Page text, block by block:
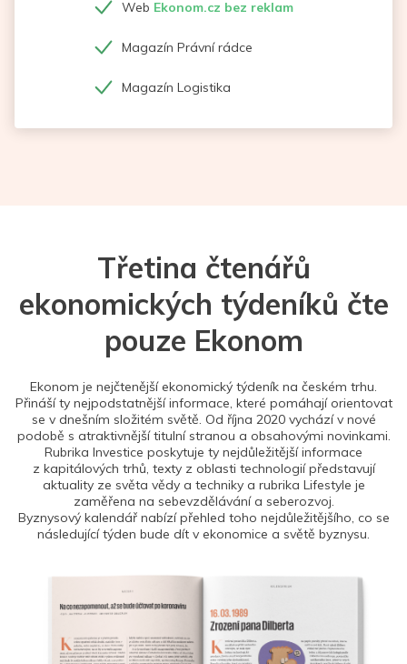
Web Ekonom.cz bez reklam
Magazín Právní rádce
Magazín Logistika
Třetina čtenářů
ekonomických týdeníků čte
pouze Ekonom
Ekonom je nejčtenější ekonomický týdeník na českém trhu.
Přináší ty nejpodstatnější informace, které pomáhají orientovat
se v dnešním složitém světě. Od října 2020 vychází v nové
podobě s atraktivnější titulní stranou a obsahovými novinkami.
Rubrika Investice poskytuje ty nejdůležitější informace
z kapitálových trhů, texty z oblasti technologií představují
aktuality ze světa vědy a techniky a rubrika Lifestyle je
zaměřena na sebevzdělávání a seberozvoj.
Byznysový kalendář nabízí přehled toho nejdůležitějšího, co se
následující týden bude dít v ekonomice a světě byznysu.